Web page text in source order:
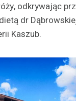
odkrywając
dr
Kaszub.